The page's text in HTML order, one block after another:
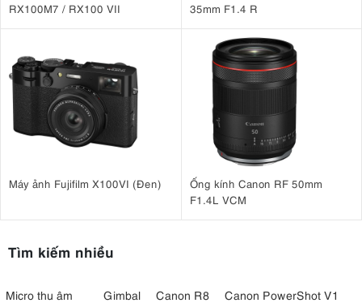
RX100M7 / RX100 VII
35mm F1.4 R
Máy ảnh Fujifilm X100VI (Đen)
Ống kính Canon RF 50mm
F1.4L VCM
Tìm kiếm nhiều
Micro thu âm Gimbal Canon R8
Canon PowerShot V1